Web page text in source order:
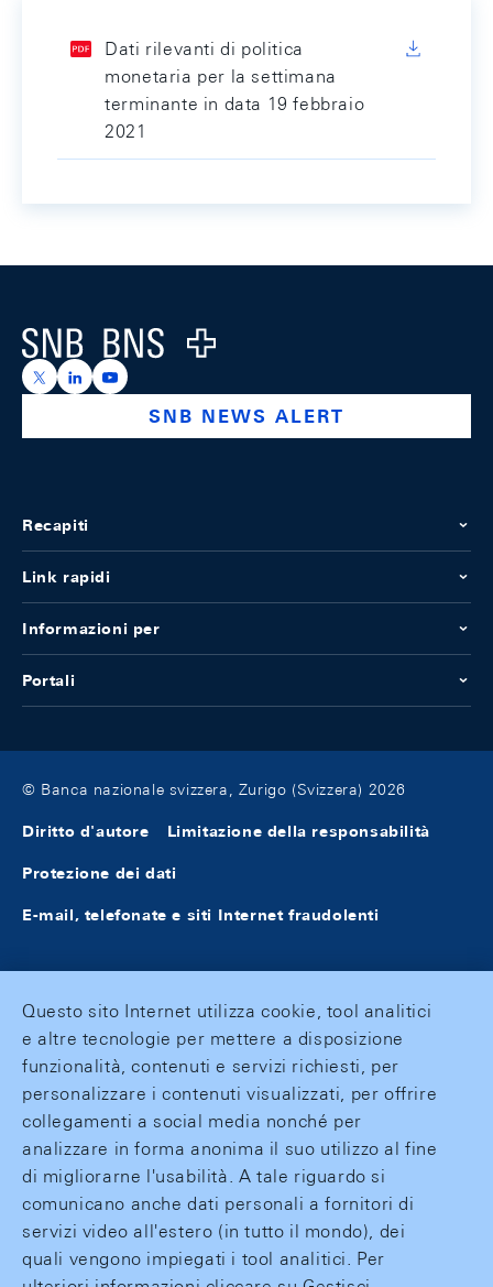
Dati rilevanti di politica
monetaria per la settimana
terminante in data 19 febbraio
2021
Logo
https://x.com/snb_bns
https://ch.linkedin.com/company/swiss-national-
https://www.youtube.com/@swissnationalbank
SNB NEWS ALERT
Recapiti
Link rapidi
Informazioni per
Portali
© Banca nazionale svizzera, Zurigo (Svizzera) 2026
Diritto d'autore Limitazione della responsabilità
Protezione dei dati
E-mail, telefonate e siti Internet fraudolenti
Questo sito Internet utilizza cookie, tool analitici
e altre tecnologie per mettere a disposizione
funzionalità, contenuti e servizi richiesti, per
personalizzare i contenuti visualizzati, per offrire
collegamenti a social media nonché per
analizzare in forma anonima il suo utilizzo al fine
di migliorarne l'usabilità. A tale riguardo si
comunicano anche dati personali a fornitori di
servizi video all'estero (in tutto il mondo), dei
quali vengono impiegati i tool analitici. Per